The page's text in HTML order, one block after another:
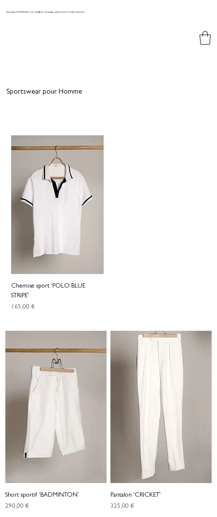
Rejoignez MAJORELLES pour bénéficier d'avantages sélectionnés et d'offres exclusives
Sportswear pour Homme
Chemise sport ‘POLO BLUE
STRIPE’
Prix
165,00 €
Short sportif ‘BADMINTON’
Prix
290,00 €
Pantalon ‘CRICKET’
Prix
325,00 €